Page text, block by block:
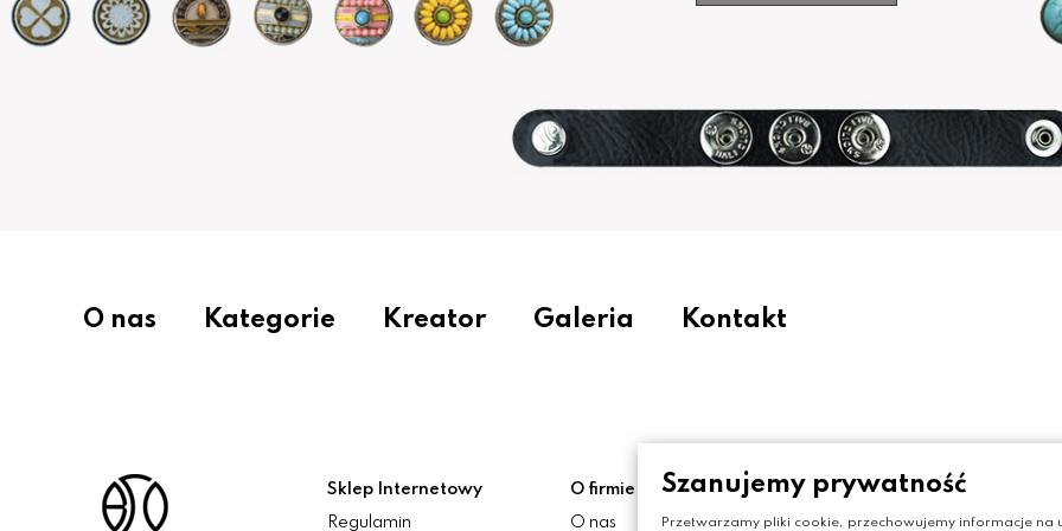
O nas Kategorie Kreator Galeria Kontakt
Sklep Internetowy
Regulamin
O firmie
O nas
Moje konto
Moje konto
Szanujemy prywatność
Przetwarzamy pliki cookie, przechowujemy informacje na